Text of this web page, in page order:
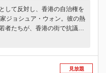
して反対し、香港の自治権を
ジョシュア・ウォン。彼の熱
者たちが、香港の街で抗議運
見放題